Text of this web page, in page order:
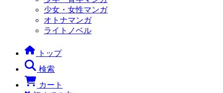
少女・女性マンガ
オトナマンガ
ライトノベル
トップ
検索
カート